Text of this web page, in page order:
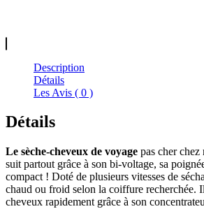
Description
Détails
Les Avis ( 0 )
Détails
Le sèche-cheveux de voyage pas cher
suit partout grâce à son bi-voltage, sa
compact ! Doté de plusieurs vitesses de
chaud ou froid selon la coiffure recherchée.
cheveux rapidement grâce à son